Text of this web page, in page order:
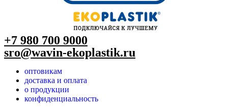
+7 980 700 9000
sro@wavin-ekoplastik.ru
оптовикам
доставка и оплата
о продукции
конфиденциальность